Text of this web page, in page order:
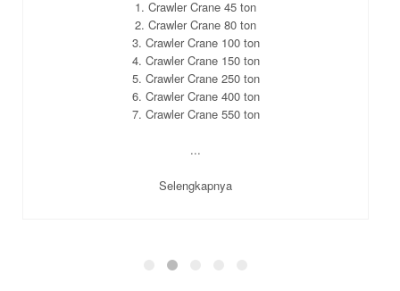
1. Crawler Crane 45 ton
2. Crawler Crane 80 ton
3. Crawler Crane 100 ton
4. Crawler Crane 150 ton
5. Crawler Crane 250 ton
6. Crawler Crane 400 ton
7. Crawler Crane 550 ton
...
Selengkapnya